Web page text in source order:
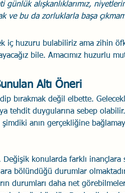
günlük alışkanlıklarımız,
bu da zorluklarla başa
iç huzuru bulabiliriz ama zihin
bile. Amacımız huzurlu
Altı Öneri
bırakmak değil elbette.
tehdit duygularına sebep
anın gerçekliğine
konularda farklı inançlara
bölündüğü durumlar
durumları daha net